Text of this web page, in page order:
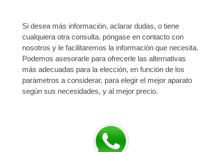
Si desea más información, aclarar dudas, o tiene
cualquiera otra consulta. póngase en contacto con
nosotros y le facilitaremos la información que necesita.
Podemos asesorarle para ofrecerle las alternativas
más adecuadas para la elección, en función de los
parámetros a considerar, para elegir el mejor aparato
según sus necesidades, y al mejor precio.